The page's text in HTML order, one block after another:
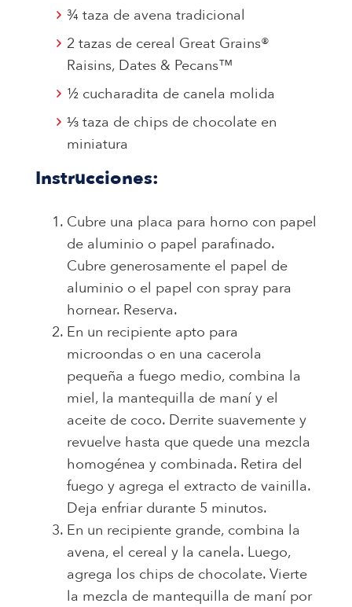
¾ taza de avena tradicional
2 tazas de cereal Great Grains®
Raisins, Dates & Pecans™
½ cucharadita de canela molida
⅓ taza de chips de chocolate en
miniatura
Instrucciones:
Cubre una placa para horno con papel
de aluminio o papel parafinado.
Cubre generosamente el papel de
aluminio o el papel con spray para
hornear. Reserva.
En un recipiente apto para
microondas o en una cacerola
pequeña a fuego medio, combina la
miel, la mantequilla de maní y el
aceite de coco. Derrite suavemente y
revuelve hasta que quede una mezcla
homogénea y combinada. Retira del
fuego y agrega el extracto de vainilla.
Deja enfriar durante 5 minutos.
En un recipiente grande, combina la
avena, el cereal y la canela. Luego,
agrega los chips de chocolate. Vierte
la mezcla de mantequilla de maní por